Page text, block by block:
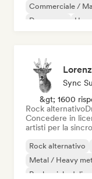
Commerciale /
Dream pop
Sync
&gt; 1600
Rock alternativo
Concedere in
artisti per la
Rock alternativo
Metal / Heavy
Rock psichedelico